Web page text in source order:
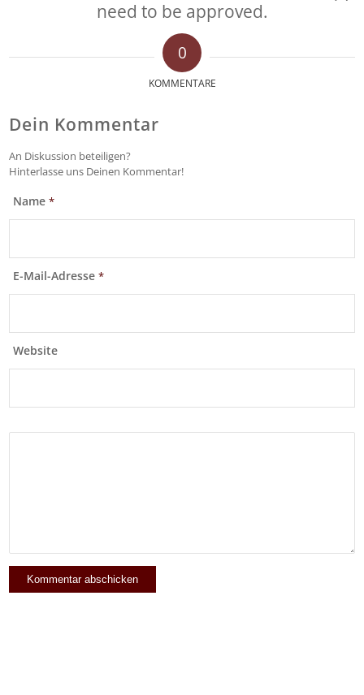
need to be approved.
0
KOMMENTARE
Dein Kommentar
An Diskussion beteiligen?
Hinterlasse uns Deinen Kommentar!
Name*
E-Mail-Adresse*
Website